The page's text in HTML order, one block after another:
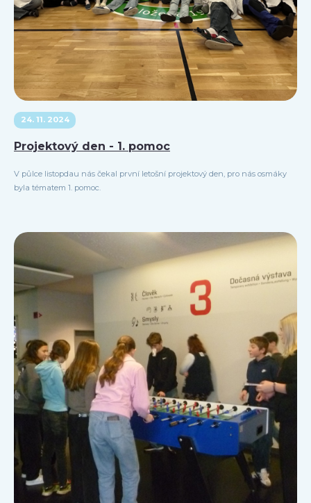
24. 11. 2024
Projektový den - 1. pomoc
V půlce listopdau nás čekal první letošní projektový den, pro nás osmáky
byla tématem 1. pomoc.